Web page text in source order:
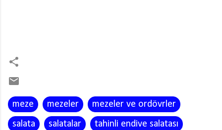
meze mezeler
mezeler ve ordövrler
salata
salatalar tahinli endive salatası